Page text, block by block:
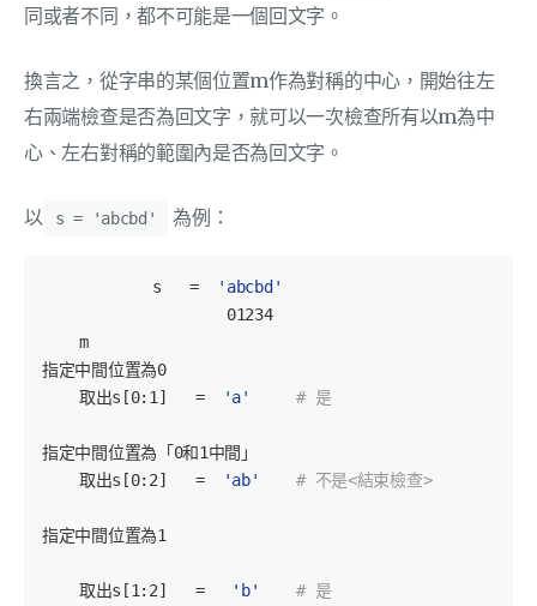
同或者不同，都不可能是一個回文字。
換言之，從字串的某個位置m作為對稱的中心，開始往左
右兩端檢查是否為回文字，就可以一次檢查所有以m為中
心、左右對稱的範圍內是否為回文字。
以 s = 'abcbd' 為例：
s
   =
'abcbd'
01234
    m
指定中間位置為0
    取出s[
0: 1 ]   = 'a' # 是
指定中間位置為「0和1中間」
    取出s[
0: 2]   = 'ab' # 不是<結束檢查>
指定中間位置為1
    取出s[
1 : 2]   = 'b' # 是